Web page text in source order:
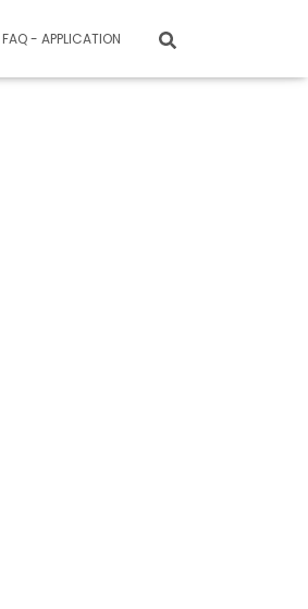
FAQ - APPLICATION